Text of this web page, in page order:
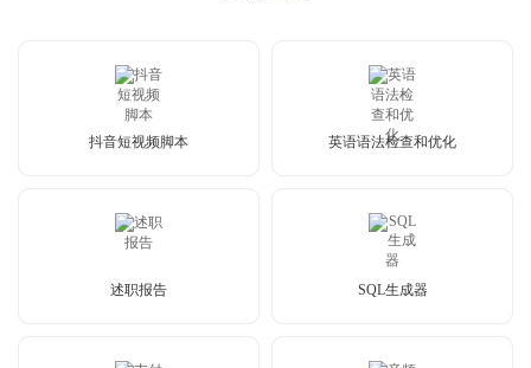
抖音短视频脚本 英语语法检查和优化
述职报告 SQL生成器